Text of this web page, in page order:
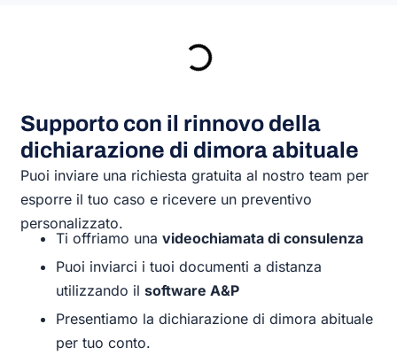
Supporto con il rinnovo della
dichiarazione di dimora abituale
Puoi inviare una richiesta gratuita al nostro team per
esporre il tuo caso e ricevere un preventivo
personalizzato.
Ti offriamo unavideochiamata di consulenza
Puoi inviarci i tuoi documenti a distanza
utilizzando ilsoftware A&P
Presentiamo la dichiarazione di dimora abituale
per tuo conto.